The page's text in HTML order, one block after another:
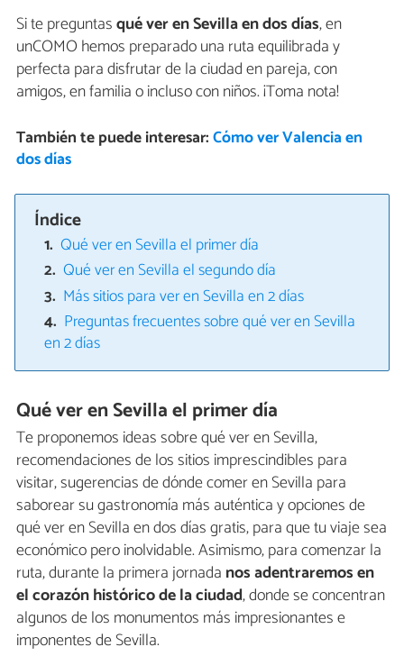
Si te preguntasqué ver en Sevilla en dos días, en
unCOMO hemos preparado una ruta equilibrada y
perfecta para disfrutar de la ciudad en pareja, con
amigos, en familia o incluso con niños. ¡Toma nota!
También te puede interesar:Cómo ver Valencia en
dos días
Índice
Qué ver en Sevilla el primer día
Qué ver en Sevilla el segundo día
Más sitios para ver en Sevilla en 2 días
Preguntas frecuentes sobre qué ver en Sevilla
en 2 días
Qué ver en Sevilla el primer día
Te proponemos ideas sobre qué ver en Sevilla,
recomendaciones de los sitios imprescindibles para
visitar, sugerencias de dónde comer en Sevilla para
saborear su gastronomía más auténtica y opciones de
qué ver en Sevilla en dos días gratis, para que tu viaje sea
económico pero inolvidable. Asimismo, para comenzar la
ruta, durante la primera jornada nos adentraremos en
el corazón histórico de la ciudad, donde se concentran
algunos de los monumentos más impresionantes e
imponentes de Sevilla.